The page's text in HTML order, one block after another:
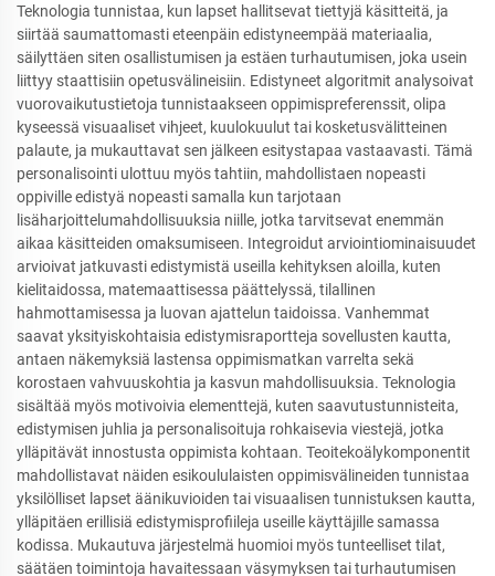
Teknologia tunnistaa, kun lapset hallitsevat tiettyjä käsitteitä, ja
siirtää saumattomasti eteenpäin edistyneempää materiaalia,
säilyttäen siten osallistumisen ja estäen turhautumisen, joka usein
liittyy staattisiin opetusvälineisiin. Edistyneet algoritmit analysoivat
vuorovaikutustietoja tunnistaakseen oppimispreferenssit, olipa
kyseessä visuaaliset vihjeet, kuulokuulut tai kosketusvälitteinen
palaute, ja mukauttavat sen jälkeen esitystapaa vastaavasti. Tämä
personalisointi ulottuu myös tahtiin, mahdollistaen nopeasti
oppiville edistyä nopeasti samalla kun tarjotaan
lisäharjoittelumahdollisuuksia niille, jotka tarvitsevat enemmän
aikaa käsitteiden omaksumiseen. Integroidut arviointiominaisuudet
arvioivat jatkuvasti edistymistä useilla kehityksen aloilla, kuten
kielitaidossa, matemaattisessa päättelyssä, tilallinen
hahmottamisessa ja luovan ajattelun taidoissa. Vanhemmat
saavat yksityiskohtaisia edistymisraportteja sovellusten kautta,
antaen näkemyksiä lastensa oppimismatkan varrelta sekä
korostaen vahvuuskohtia ja kasvun mahdollisuuksia. Teknologia
sisältää myös motivoivia elementtejä, kuten saavutustunnisteita,
edistymisen juhlia ja personalisoituja rohkaisevia viestejä, jotka
ylläpitävät innostusta oppimista kohtaan. Teoitekoälykomponentit
mahdollistavat näiden esikoululaisten oppimisvälineiden tunnistaa
yksilölliset lapset äänikuvioiden tai visuaalisen tunnistuksen kautta,
ylläpitäen erillisiä edistymisprofiileja useille käyttäjille samassa
kodissa. Mukautuva järjestelmä huomioi myös tunteelliset tilat,
säätäen toimintoja havaitessaan väsymyksen tai turhautumisen